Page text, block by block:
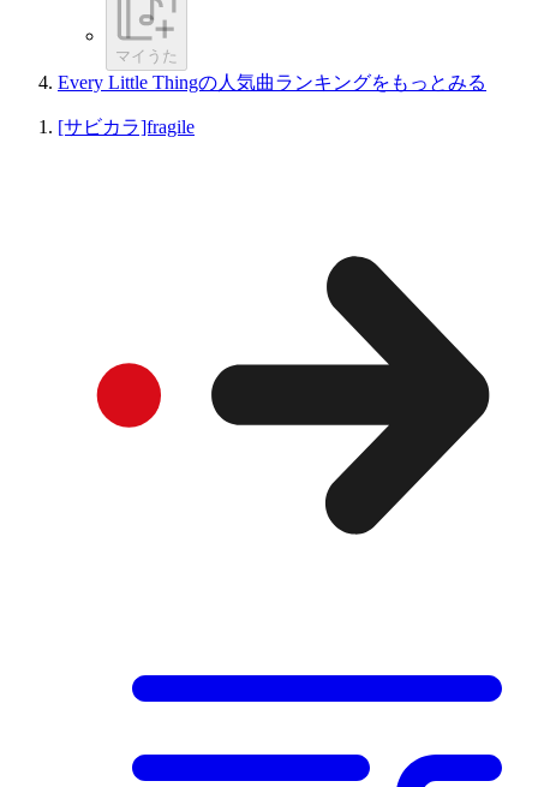
マイうた
Every Little Thingの人気曲ランキングをもっとみる
[サビカラ]fragile